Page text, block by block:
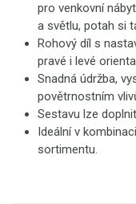
pro venkovní
a světlu, potah si
Rohový díl s
pravé i levé
Snadná údržba,
povětrnostním
Sestavu lze
Ideální v
sortimentu.